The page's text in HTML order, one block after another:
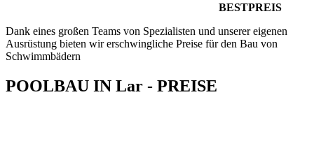
BESTPREIS
Dank eines großen Teams von Spezialisten und unserer eigenen
Ausrüstung bieten wir erschwingliche Preise für den Bau von
Schwimmbädern
POOLBAU IN Lar - PREISE